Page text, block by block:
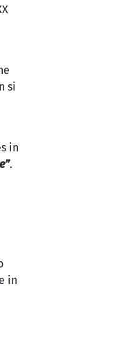
si
in
.
in